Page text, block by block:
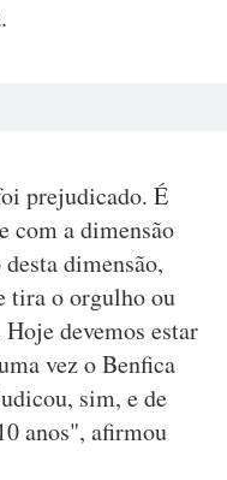
prejudicado. É
com a dimensão
dimensão,
tira o orgulho ou
devemos estar
vez o Benfica
sim, e de
anos", afirmou